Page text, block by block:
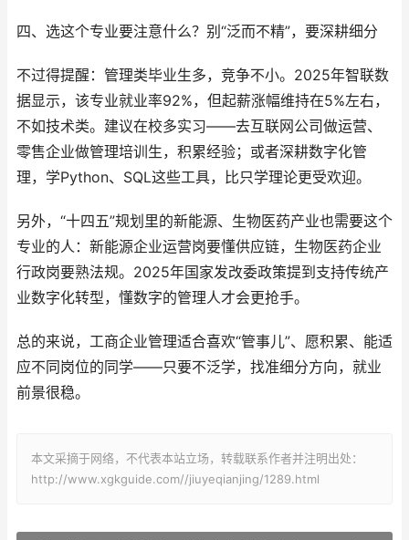
四、选这个专业要注意什么？别“泛而不精”，要深耕细分
不过得提醒：管理类毕业生多，竞争不小。2025年智联数
据显示，该专业就业率92%，但起薪涨幅维持在5%左右，
不如技术类。建议在校多实习——去互联网公司做运营、
零售企业做管理培训生，积累经验；或者深耕数字化管
理，学Python、SQL这些工具，比只学理论更受欢迎。
另外，“十四五”规划里的新能源、生物医药产业也需要这个
专业的人：新能源企业运营岗要懂供应链，生物医药企业
行政岗要熟法规。2025年国家发改委政策提到支持传统产
业数字化转型，懂数字的管理人才会更抢手。
总的来说，工商企业管理适合喜欢“管事儿”、愿积累、能适
应不同岗位的同学——只要不泛学，找准细分方向，就业
前景很稳。
本文采摘于网络，不代表本站立场，转载联系作者并注明出处：
http://www.xgkguide.com//jiuyeqianjing/1289.html